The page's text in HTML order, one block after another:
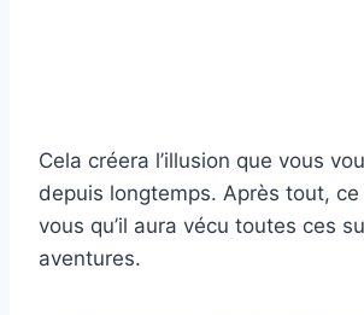
Cela créera l’illusion que vous
depuis longtemps. Après tout,
vous qu’il aura vécu toutes ces
aventures.